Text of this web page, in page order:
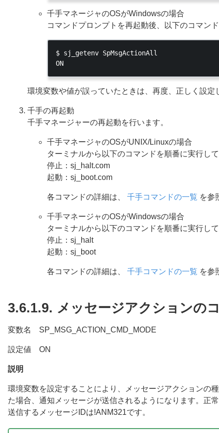
千手マネージャのOSがWindowsの場合
コマンドプロンプトを再起動後、以下のコマン
$ sj_getenv SpMsgActionAll
環境変数や値が誤っていたときは、再度、正しく設定
千手の再起動
千手マネージャーの再起動を行います。
千手マネージャのOSがUNIX/Linuxの場合
ターミナルから以下のコマンドを順番に実行し
停止：sj_halt.com
起動：sj_boot.com
各コマンドの詳細は、 千手コマンドの一覧 を参
千手マネージャのOSがWindowsの場合
ターミナルから以下のコマンドを順番に実行し
停止：sj_halt
起動：sj_boot
各コマンドの詳細は、 千手コマンドの一覧 を参
3.6.1.9. メッセージアクションの
変数名 SP_MSG_ACTION_CMD_MODE
設定値 ON
説明
環境変数を設定することにより、メッセージアクションの
た場合、通知メッセージが送信されるようになります。正
送信するメッセージIDは!ANM321です。